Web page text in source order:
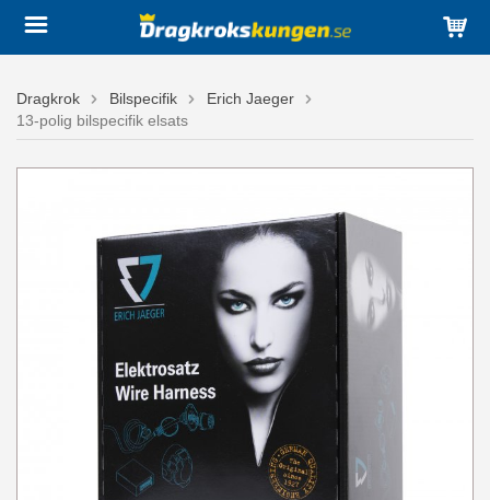
Dragkrok Bilspecifik
Erich Jaeger
13-polig bilspecifik elsats